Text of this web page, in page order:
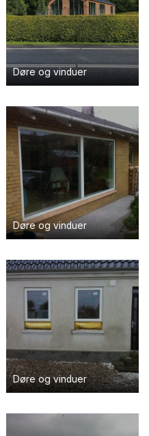
Døre og vinduer
Døre og vinduer
Døre og vinduer